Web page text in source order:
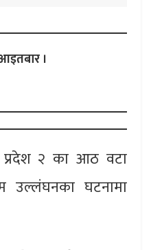
।
प्रदेश २ का आठ वटा
उल्लंघनका घटनामा